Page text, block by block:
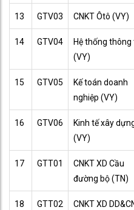
13 GTV03 CNKT Ôtô (VY)
14 GTV04
Hệ thống thông
(VY)
15 GTV05
Kế toán doanh
nghiệp (VY)
16 GTV06
Kinh tế xây
(VY)
17 GTT01
CNKT XD Cầu
đường bộ (TN)
18 GTT02
CNKT XD